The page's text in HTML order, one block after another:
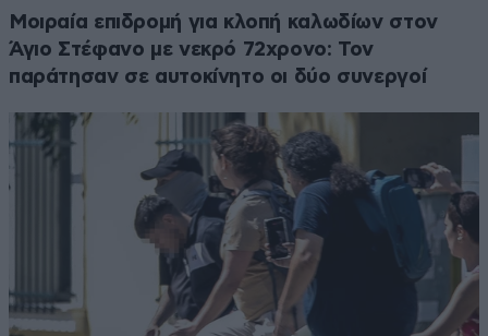
Μοιραία επιδρομή για κλοπή καλωδίων στον
Άγιο Στέφανο με νεκρό 72χρονο: Τον
παράτησαν σε αυτοκίνητο οι δύο συνεργοί